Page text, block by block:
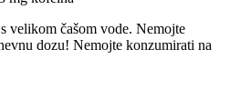
velikom čašom vode. Nemojte
dozu! Nemojte konzumirati na